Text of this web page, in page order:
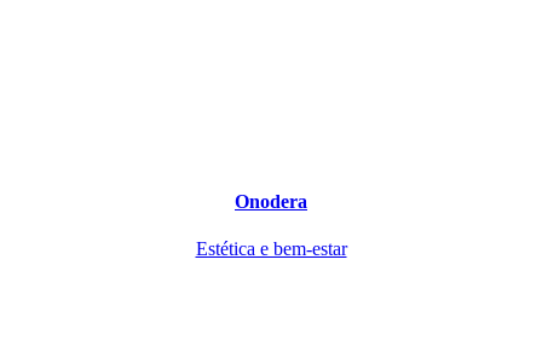
Onodera
Estética e bem-estar